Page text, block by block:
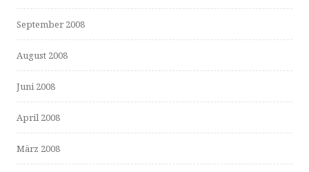
September 2008
August 2008
Juni 2008
April 2008
März 2008